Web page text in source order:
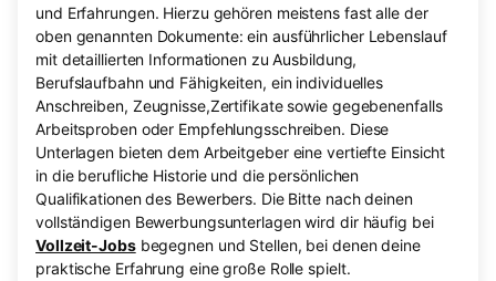
und Erfahrungen. Hierzu gehören meistens fast alle der
oben genannten Dokumente: ein ausführlicher Lebenslauf
mit detaillierten Informationen zu Ausbildung,
Berufslaufbahn und Fähigkeiten, ein individuelles
Anschreiben, Zeugnisse,Zertifikate sowie gegebenenfalls
Arbeitsproben oder Empfehlungsschreiben. Diese
Unterlagen bieten dem Arbeitgeber eine vertiefte Einsicht
in die berufliche Historie und die persönlichen
Qualifikationen des Bewerbers. Die Bitte nach deinen
vollständigen Bewerbungsunterlagen wird dir häufig bei
Vollzeit-Jobsbegegnen und Stellen, bei denen deine
praktische Erfahrung eine große Rolle spielt.